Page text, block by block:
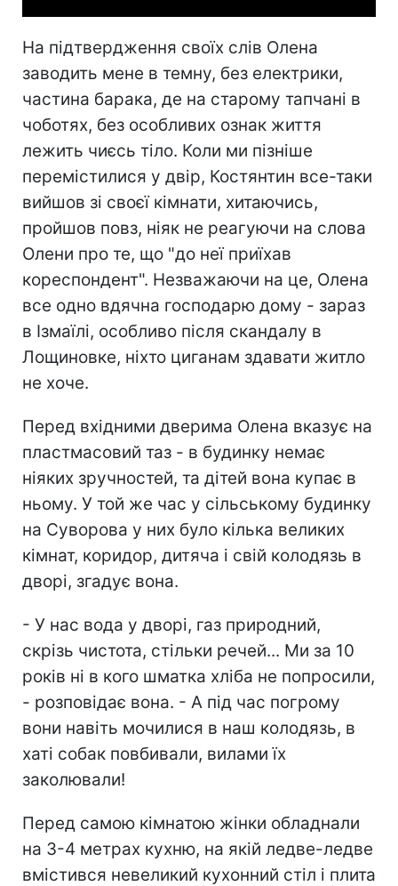
На підтвердження своїх слів Олена
заводить мене в темну, без електрики,
частина барака, де на старому тапчані в
чоботях, без особливих ознак життя
лежить чиєсь тіло. Коли ми пізніше
перемістилися у двір, Костянтин все-таки
вийшов зі своєї кімнати, хитаючись,
пройшов повз, ніяк не реагуючи на слова
Олени про те, що "до неї приїхав
кореспондент". Незважаючи на це, Олена
все одно вдячна господарю дому - зараз
в Ізмаїлі, особливо після скандалу в
Лощиновке, ніхто циганам здавати житло
не хоче.
Перед вхідними дверима Олена вказує на
пластмасовий таз - в будинку немає
ніяких зручностей, та дітей вона купає в
ньому. У той же час у сільському будинку
на Суворова у них було кілька великих
кімнат, коридор, дитяча і свій колодязь в
дворі, згадує вона.
- У нас вода у дворі, газ природний,
скрізь чистота, стільки речей... Ми за 10
років ні в кого шматка хліба не попросили,
- розповідає вона. - А під час погрому
вони навіть мочилися в наш колодязь, в
хаті собак повбивали, вилами їх
заколювали!
Перед самою кімнатою жінки обладнали
на 3-4 метрах кухню, на якій ледве-ледве
вмістився невеликий кухонний стіл і плита